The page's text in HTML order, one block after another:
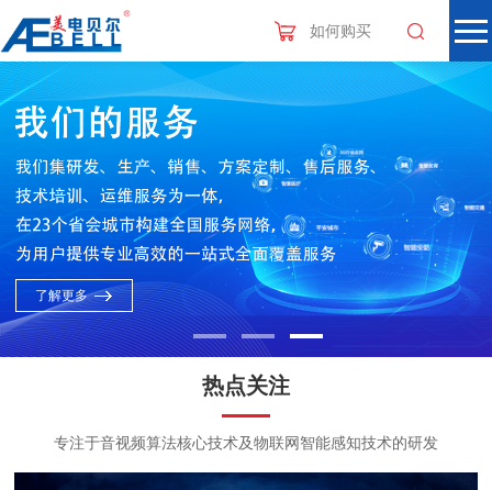
如何购买
热点关注
专注于音视频算法核心技术及物联网智能感知技术的研发